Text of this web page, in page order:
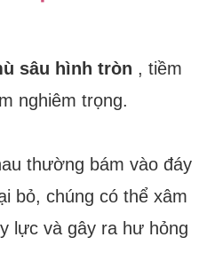
sâu hình tròn , tiềm
nghiêm trọng.
thường bám vào đáy
bỏ, chúng có thể xâm
lực và gây ra hư hỏng